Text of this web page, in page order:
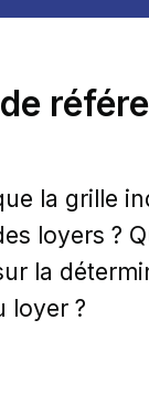
la grille
loyers ?
la
loyer ?